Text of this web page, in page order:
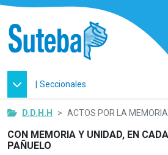
| Seccionales
D.D.H.H ACTOS POR LA MEMORIA
CON MEMORIA Y UNIDAD, EN
PAÑUELO